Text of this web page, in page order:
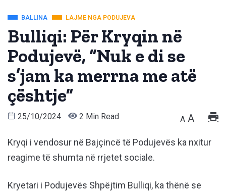
BALLINA LAJME NGA PODUJEVA
Bulliqi: Për Kryqin në
Podujevë, “Nuk e di se
s’jam ka merrna me atë
çështje”
25/10/2024 2 Min Read A A
Kryqi i vendosur në Bajçincë të Podujevës ka nxitur
reagime të shumta në rrjetet sociale.
Kryetari i Podujevës Shpëjtim Bulliqi, ka thënë se